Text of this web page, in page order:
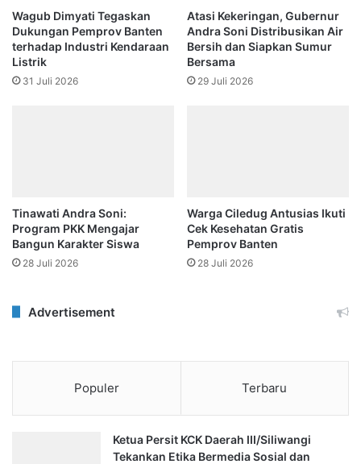
Wagub Dimyati Tegaskan
Dukungan Pemprov Banten
terhadap Industri Kendaraan
Listrik
31 Juli 2026
Atasi Kekeringan, Gubernur
Andra Soni Distribusikan Air
Bersih dan Siapkan Sumur
Bersama
29 Juli 2026
Tinawati Andra Soni:
Program PKK Mengajar
Bangun Karakter Siswa
28 Juli 2026
Warga Ciledug Antusias Ikuti
Cek Kesehatan Gratis
Pemprov Banten
28 Juli 2026
Advertisement
Populer Terbaru
Ketua Persit KCK Daerah III/Siliwangi
Tekankan Etika Bermedia Sosial dan